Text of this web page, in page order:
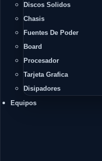
Discos Solidos
Chasis
Fuentes De Poder
Board
Procesador
Tarjeta Grafica
Disipadores
Equipos